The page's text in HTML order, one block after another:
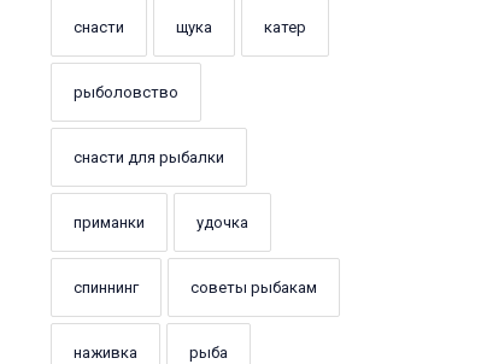
снасти щука катер
рыболовство
снасти для рыбалки
приманки удочка
спиннинг советы рыбакам
наживка рыба